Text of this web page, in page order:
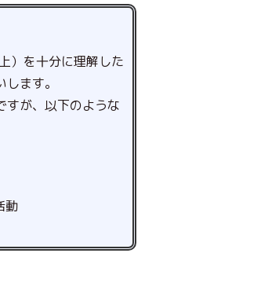
）を十分に理解した
ます。
すが、以下のような
動